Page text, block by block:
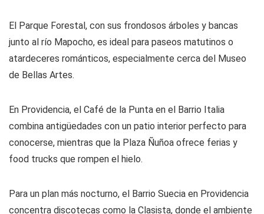
El Parque Forestal, con sus frondosos árboles y bancas
junto al río Mapocho, es ideal para paseos matutinos o
atardeceres románticos, especialmente cerca del Museo
de Bellas Artes.
En Providencia, el Café de la Punta en el Barrio Italia
combina antigüedades con un patio interior perfecto para
conocerse, mientras que la Plaza Ñuñoa ofrece ferias y
food trucks que rompen el hielo.
Para un plan más nocturno, el Barrio Suecia en Providencia
concentra discotecas como la Clasista, donde el ambiente